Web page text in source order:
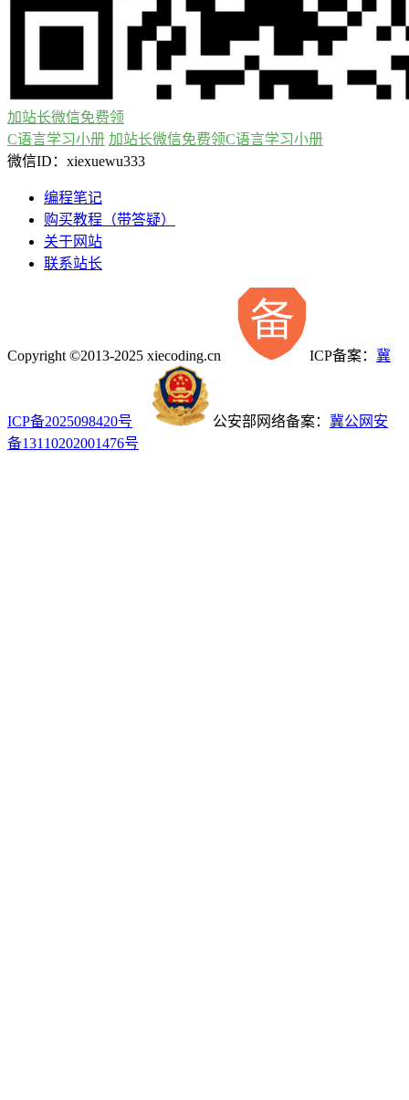
加站长微信免费领
C语言学习小册 加站长微信免费领C语言学习小册
微信ID：xiexuewu333
编程笔记
购买教程（带答疑）
关于网站
联系站长
Copyright ©2013-2025 xiecoding.cn ICP备案： 冀
ICP备2025098420号 公安部网络备案： 冀公网安
备13110202001476号